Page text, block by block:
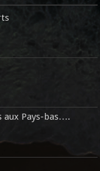
aux Pays-bas….